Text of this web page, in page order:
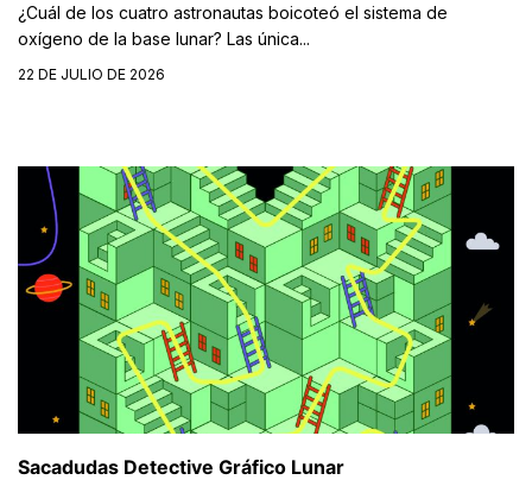
¿Cuál de los cuatro astronautas boicoteó el sistema de
oxígeno de la base lunar? Las única...
22 DE JULIO DE 2026
Sacadudas Detective Gráfico Lunar